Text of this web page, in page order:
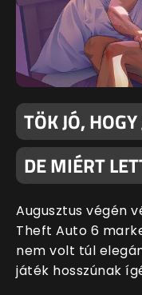
TÖK JÓ,
DE MIÉRT
Augusztus végén
Theft Auto 6
nem volt túl
játék hosszúnak